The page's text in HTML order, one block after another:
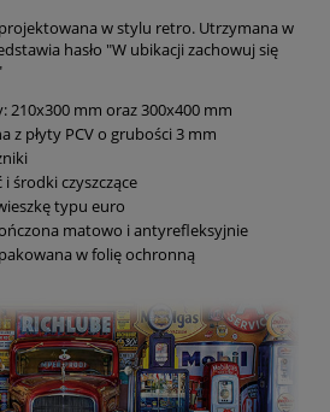
w stylu retro. Utrzymana w
hasło "W ubikacji zachowuj się
210x300 mm oraz 300x400 mm
z płyty PCV o grubości 3 mm
środki czyszczące
typu euro
matowo i antyrefleksyjnie
w folię ochronną